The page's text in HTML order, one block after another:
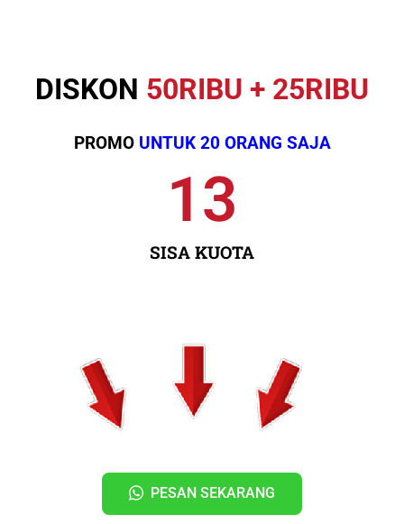
DISKON 50RIBU + 25RIBU
PROMO UNTUK 20 ORANG SAJA
SISA KUOTA
13
PESAN SEKARANG